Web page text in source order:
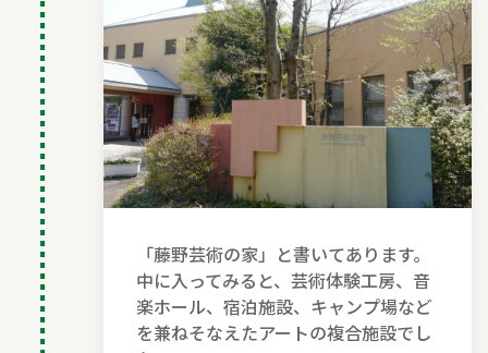
「藤野芸術の家」と書いてあります。
中に入ってみると、芸術体験工房、音
楽ホール、宿泊施設、キャンプ場など
を兼ねそなえたアートの複合施設でし